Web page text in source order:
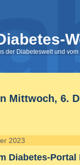
der Diabeteswelt und
Mittwoch, 6.
2023
Diabetes-Portal